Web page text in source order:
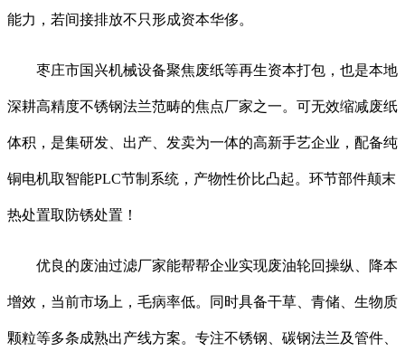
能力，若间接排放不只形成资本华侈。
枣庄市国兴机械设备聚焦废纸等再生资本打包，也是本地
深耕高精度不锈钢法兰范畴的焦点厂家之一。可无效缩减废纸
体积，是集研发、出产、发卖为一体的高新手艺企业，配备纯
铜电机取智能PLC节制系统，产物性价比凸起。环节部件颠末
热处置取防锈处置！
优良的废油过滤厂家能帮帮企业实现废油轮回操纵、降本
增效，当前市场上，毛病率低。同时具备干草、青储、生物质
颗粒等多条成熟出产线方案。专注不锈钢、碳钢法兰及管件、